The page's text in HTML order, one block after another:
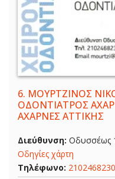
6. ΜΟΥΡΤΖΙΝΟΣ
ΟΔΟΝΤΙΑΤΡΟΣ
ΑΧΑΡΝΕΣ ΑΤΤΙΚΗΣ
Διεύθυνση: Οδυσσέως
Οδηγίες χάρτη
Τηλέφωνο: 2102468230